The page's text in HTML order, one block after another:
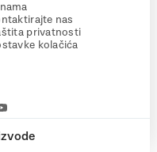
nas
privatnosti
kolačića